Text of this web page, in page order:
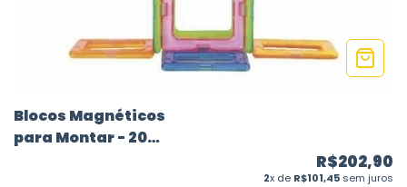
Blocos Magnéticos
para Montar - 20
R$202,90
2x de R$101,45 sem juros